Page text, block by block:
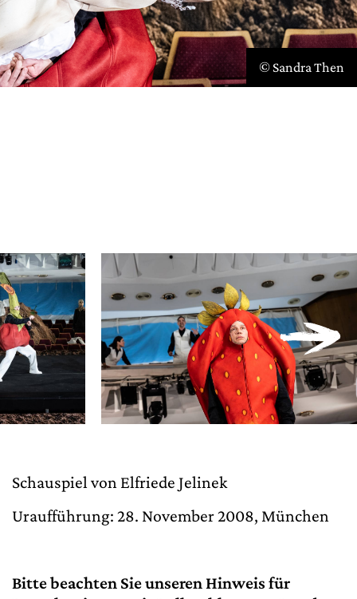
© Sandra Then
Schauspiel von Elfriede Jelinek
Uraufführung: 28. November 2008, München
Bitte beachten Sie unseren Hinweis für